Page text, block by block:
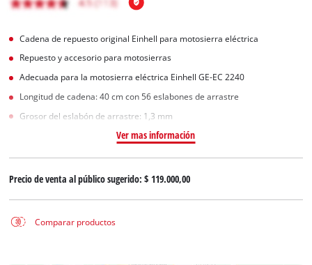
Cadena de repuesto original Einhell para motosierra eléctrica
Repuesto y accesorio para motosierras
Adecuada para la motosierra eléctrica Einhell GE-EC 2240
Longitud de cadena: 40 cm con 56 eslabones de arrastre
Grosor del eslabón de arrastre: 1,3 mm
Ver mas información
Precio de venta al público sugerido:$ 119.000,00
Comparar productos